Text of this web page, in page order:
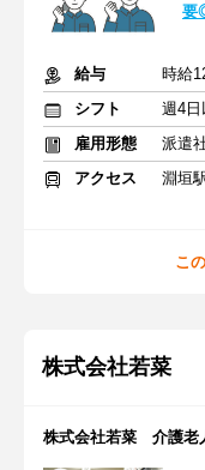
要
給与
時給
シフト
週4日
雇用形態
派遣
アクセス
淵垣
こ
株式会社若菜
株式会社若菜 介護老